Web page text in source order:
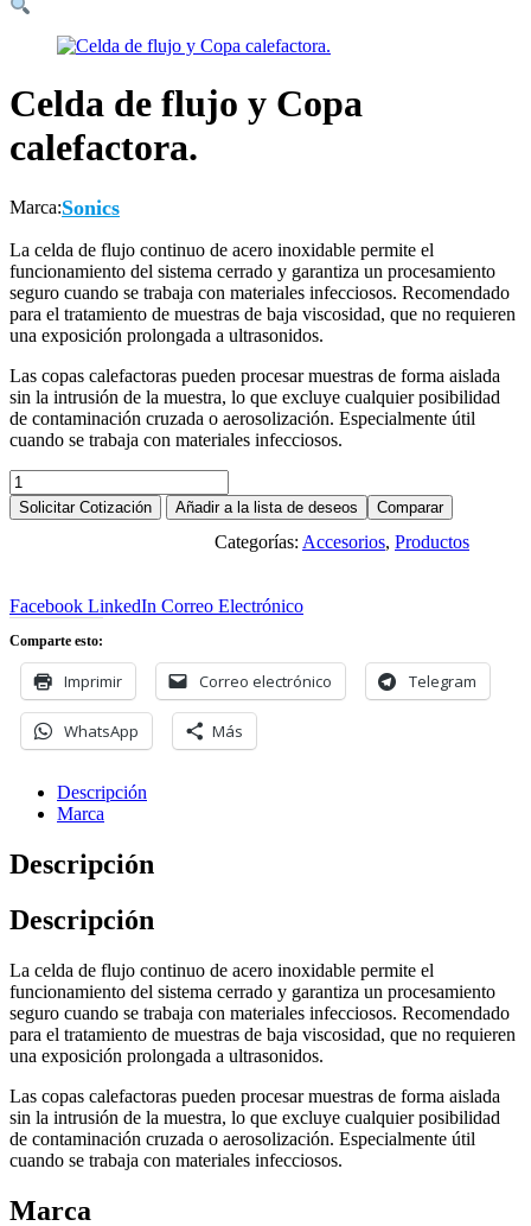
Celda de flujo y Copa
calefactora.
Marca:Sonics
La celda de flujo continuo de acero inoxidable permite el
funcionamiento del sistema cerrado y garantiza un procesamiento
seguro cuando se trabaja con materiales infecciosos. Recomendado
para el tratamiento de muestras de baja viscosidad, que no requieren
una exposición prolongada a ultrasonidos.
Las copas calefactoras pueden procesar muestras de forma aislada
sin la intrusión de la muestra, lo que excluye cualquier posibilidad
de contaminación cruzada o aerosolización. Especialmente útil
cuando se trabaja con materiales infecciosos.
Celda
de
flujo
cantidad
Solicitar Cotización Añadir a la lista de deseos Comparar
Categorías: Accesorios, Productos
Facebook LinkedIn Correo Electrónico
Comparte esto:
Imprimir Correo electrónico Telegram
WhatsApp Más
Descripción
Marca
Descripción
Descripción
La celda de flujo continuo de acero inoxidable permite el
funcionamiento del sistema cerrado y garantiza un procesamiento
seguro cuando se trabaja con materiales infecciosos. Recomendado
para el tratamiento de muestras de baja viscosidad, que no requieren
una exposición prolongada a ultrasonidos.
Las copas calefactoras pueden procesar muestras de forma aislada
sin la intrusión de la muestra, lo que excluye cualquier posibilidad
de contaminación cruzada o aerosolización. Especialmente útil
cuando se trabaja con materiales infecciosos.
Marca